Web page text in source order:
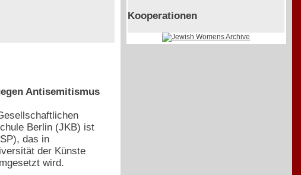
Antisemitismus
Berlin (JKB) ist
das in
der Künste
wird.
Kooperationen